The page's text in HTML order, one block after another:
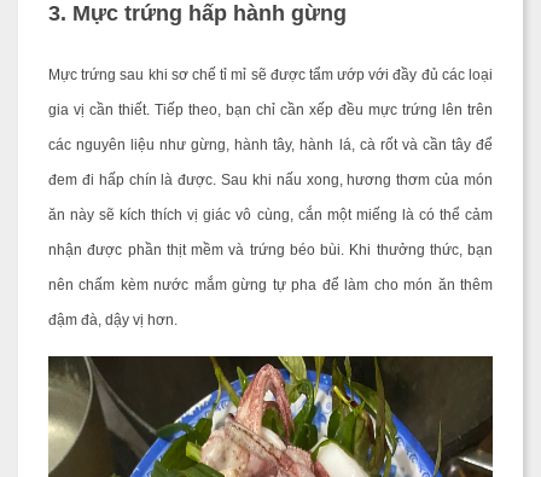
3. Mực trứng hấp hành gừng
Mực trứng sau khi sơ chế tỉ mỉ sẽ được tẩm ướp với đầy đủ các loại
gia vị cần thiết. Tiếp theo, bạn chỉ cần xếp đều mực trứng lên trên
các nguyên liệu như gừng, hành tây, hành lá, cà rốt và cần tây để
đem đi hấp chín là được. Sau khi nấu xong, hương thơm của món
ăn này sẽ kích thích vị giác vô cùng, cắn một miếng là có thể cảm
nhận được phần thịt mềm và trứng béo bùi. Khi thưởng thức, bạn
nên chấm kèm nước mắm gừng tự pha để làm cho món ăn thêm
đậm đà, dậy vị hơn.